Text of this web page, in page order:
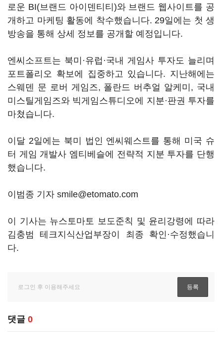
로운 BI(브랜드 아이덴티티)와 브랜드 웹사이트를 공
개하고 마케팅 활동에 착수했습니다. 29일에는 첫 생
방송을 통해 상세 정보를 공개할 예정입니다.
엔씨소프트는 북미·유럽·국내 게임사 투자도 늘리며
포트폴리오 확보에 집중하고 있습니다. 지난해에는
스웨덴 문 로버 게임즈, 폴란드 버추얼 알케미, 국내
미스틸게임즈와 빅게임스튜디오에 지분·판권 투자를
마쳤습니다.
이달 2일에는 북미 법인 엔씨웨스트를 통해 미국 슈
터 게임 개발사 엠티베슬에 전략적 지분 투자를 단행
했습니다.
이범종 기자 smile@etomato.com
이 기사는 뉴스토마토 보도준칙 및 윤리강령에 따라
김충범 테크지식산업부장이 최종 확인·수정했습니
다.
댓글 0